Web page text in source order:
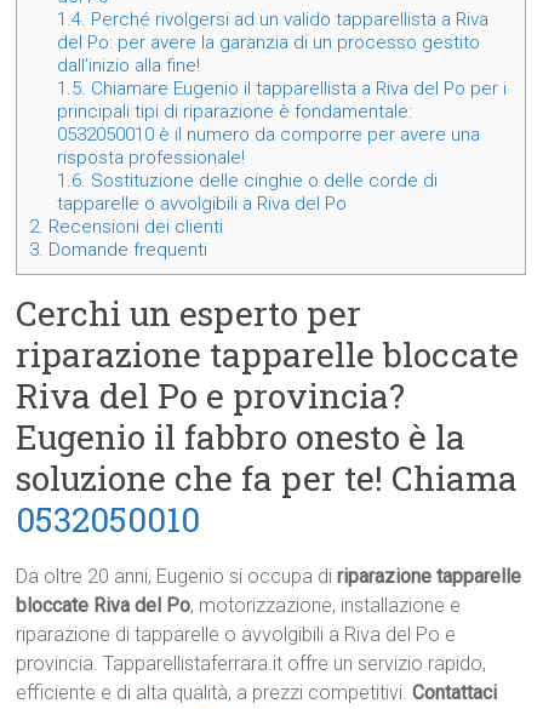
1.4. Perché rivolgersi ad un valido tapparellista a Riva
del Po: per avere la garanzia di un processo gestito
dall’inizio alla fine!
1.5. Chiamare Eugenio il tapparellista a Riva del Po per i
principali tipi di riparazione è fondamentale:
0532050010 è il numero da comporre per avere una
risposta professionale!
1.6. Sostituzione delle cinghie o delle corde di
tapparelle o avvolgibili a Riva del Po
2. Recensioni dei clienti
3. Domande frequenti
Cerchi un esperto per
riparazione tapparelle bloccate
Riva del Po e provincia?
Eugenio il fabbro onesto è la
soluzione che fa per te! Chiama
0532050010
Da oltre 20 anni, Eugenio si occupa diriparazione tapparelle
bloccate Riva del Po, motorizzazione, installazione e
riparazione di tapparelle o avvolgibili a Riva del Po e
provincia. Tapparellistaferrara.it offre un servizio rapido,
efficiente e di alta qualità, a prezzi competitivi.Contattaci